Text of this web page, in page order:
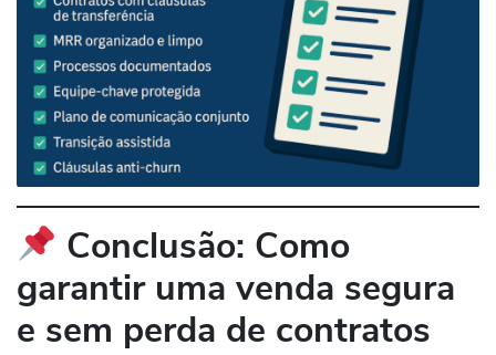
Conclusão: Como
garantir uma venda segura
e sem perda de contratos